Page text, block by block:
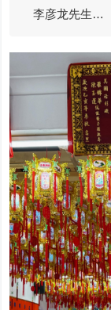
李彦龙先生…